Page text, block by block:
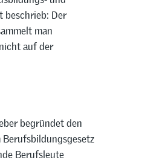
beschrieb: Der
man
auf der
begründet den
Berufsleute